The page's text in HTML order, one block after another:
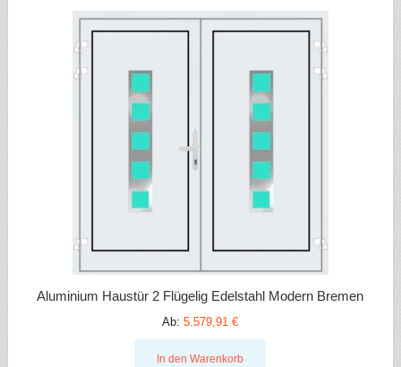
Aluminium Haustür 2 Flügelig Edelstahl Modern Bremen
Ab:5.579,91 €
In den Warenkorb